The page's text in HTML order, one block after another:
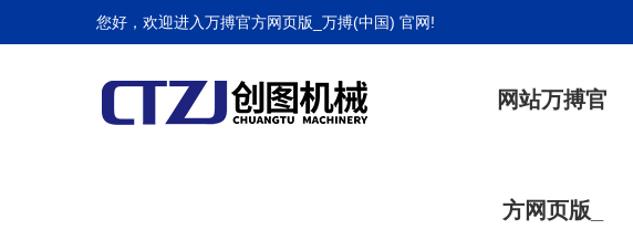
万搏官方网页版_万搏(中国)
您好，欢迎进入万搏官方网页版_万搏(中国) 官网!
网站万搏官
方网页版_